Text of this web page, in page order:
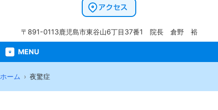
〒891-0113鹿児島市東谷山6丁目37番1 院長 倉野 裕
MENU
ホーム 夜驚症